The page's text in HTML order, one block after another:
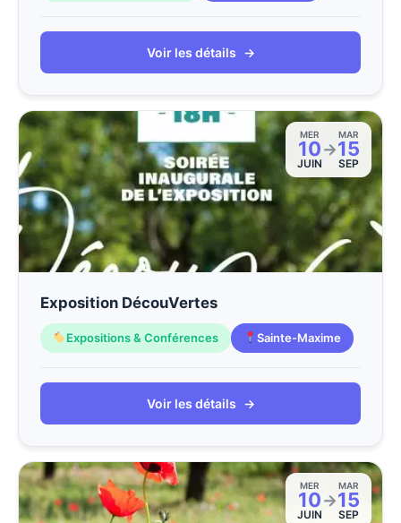
Voir les détails →
MER
10
JUIN
→
MAR
15
SEP
Exposition DécouVertes
Expositions & Conférences Sainte-Maxime
Voir les détails →
MER
10
JUIN
→
MAR
15
SEP